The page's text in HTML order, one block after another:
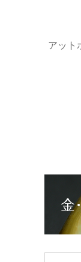
アット